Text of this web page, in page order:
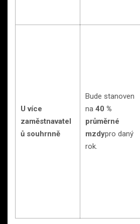
U více
zaměstnavatel
ů souhrnně
Bude stanoven
na 40 %
průměrné
mzdypro daný
rok.